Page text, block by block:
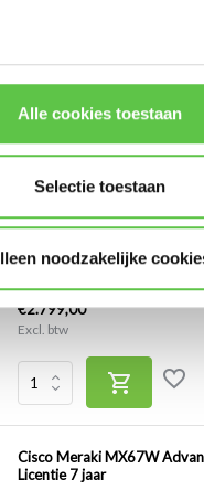
Alle cookies toestaan
Selectie toestaan
noodzakelijke
Excl. btw
Cisco Meraki MX67W
Licentie om een Firewall ...
€2.799,00
Excl. btw
Cisco Meraki MX67W
Licentie 7 jaar